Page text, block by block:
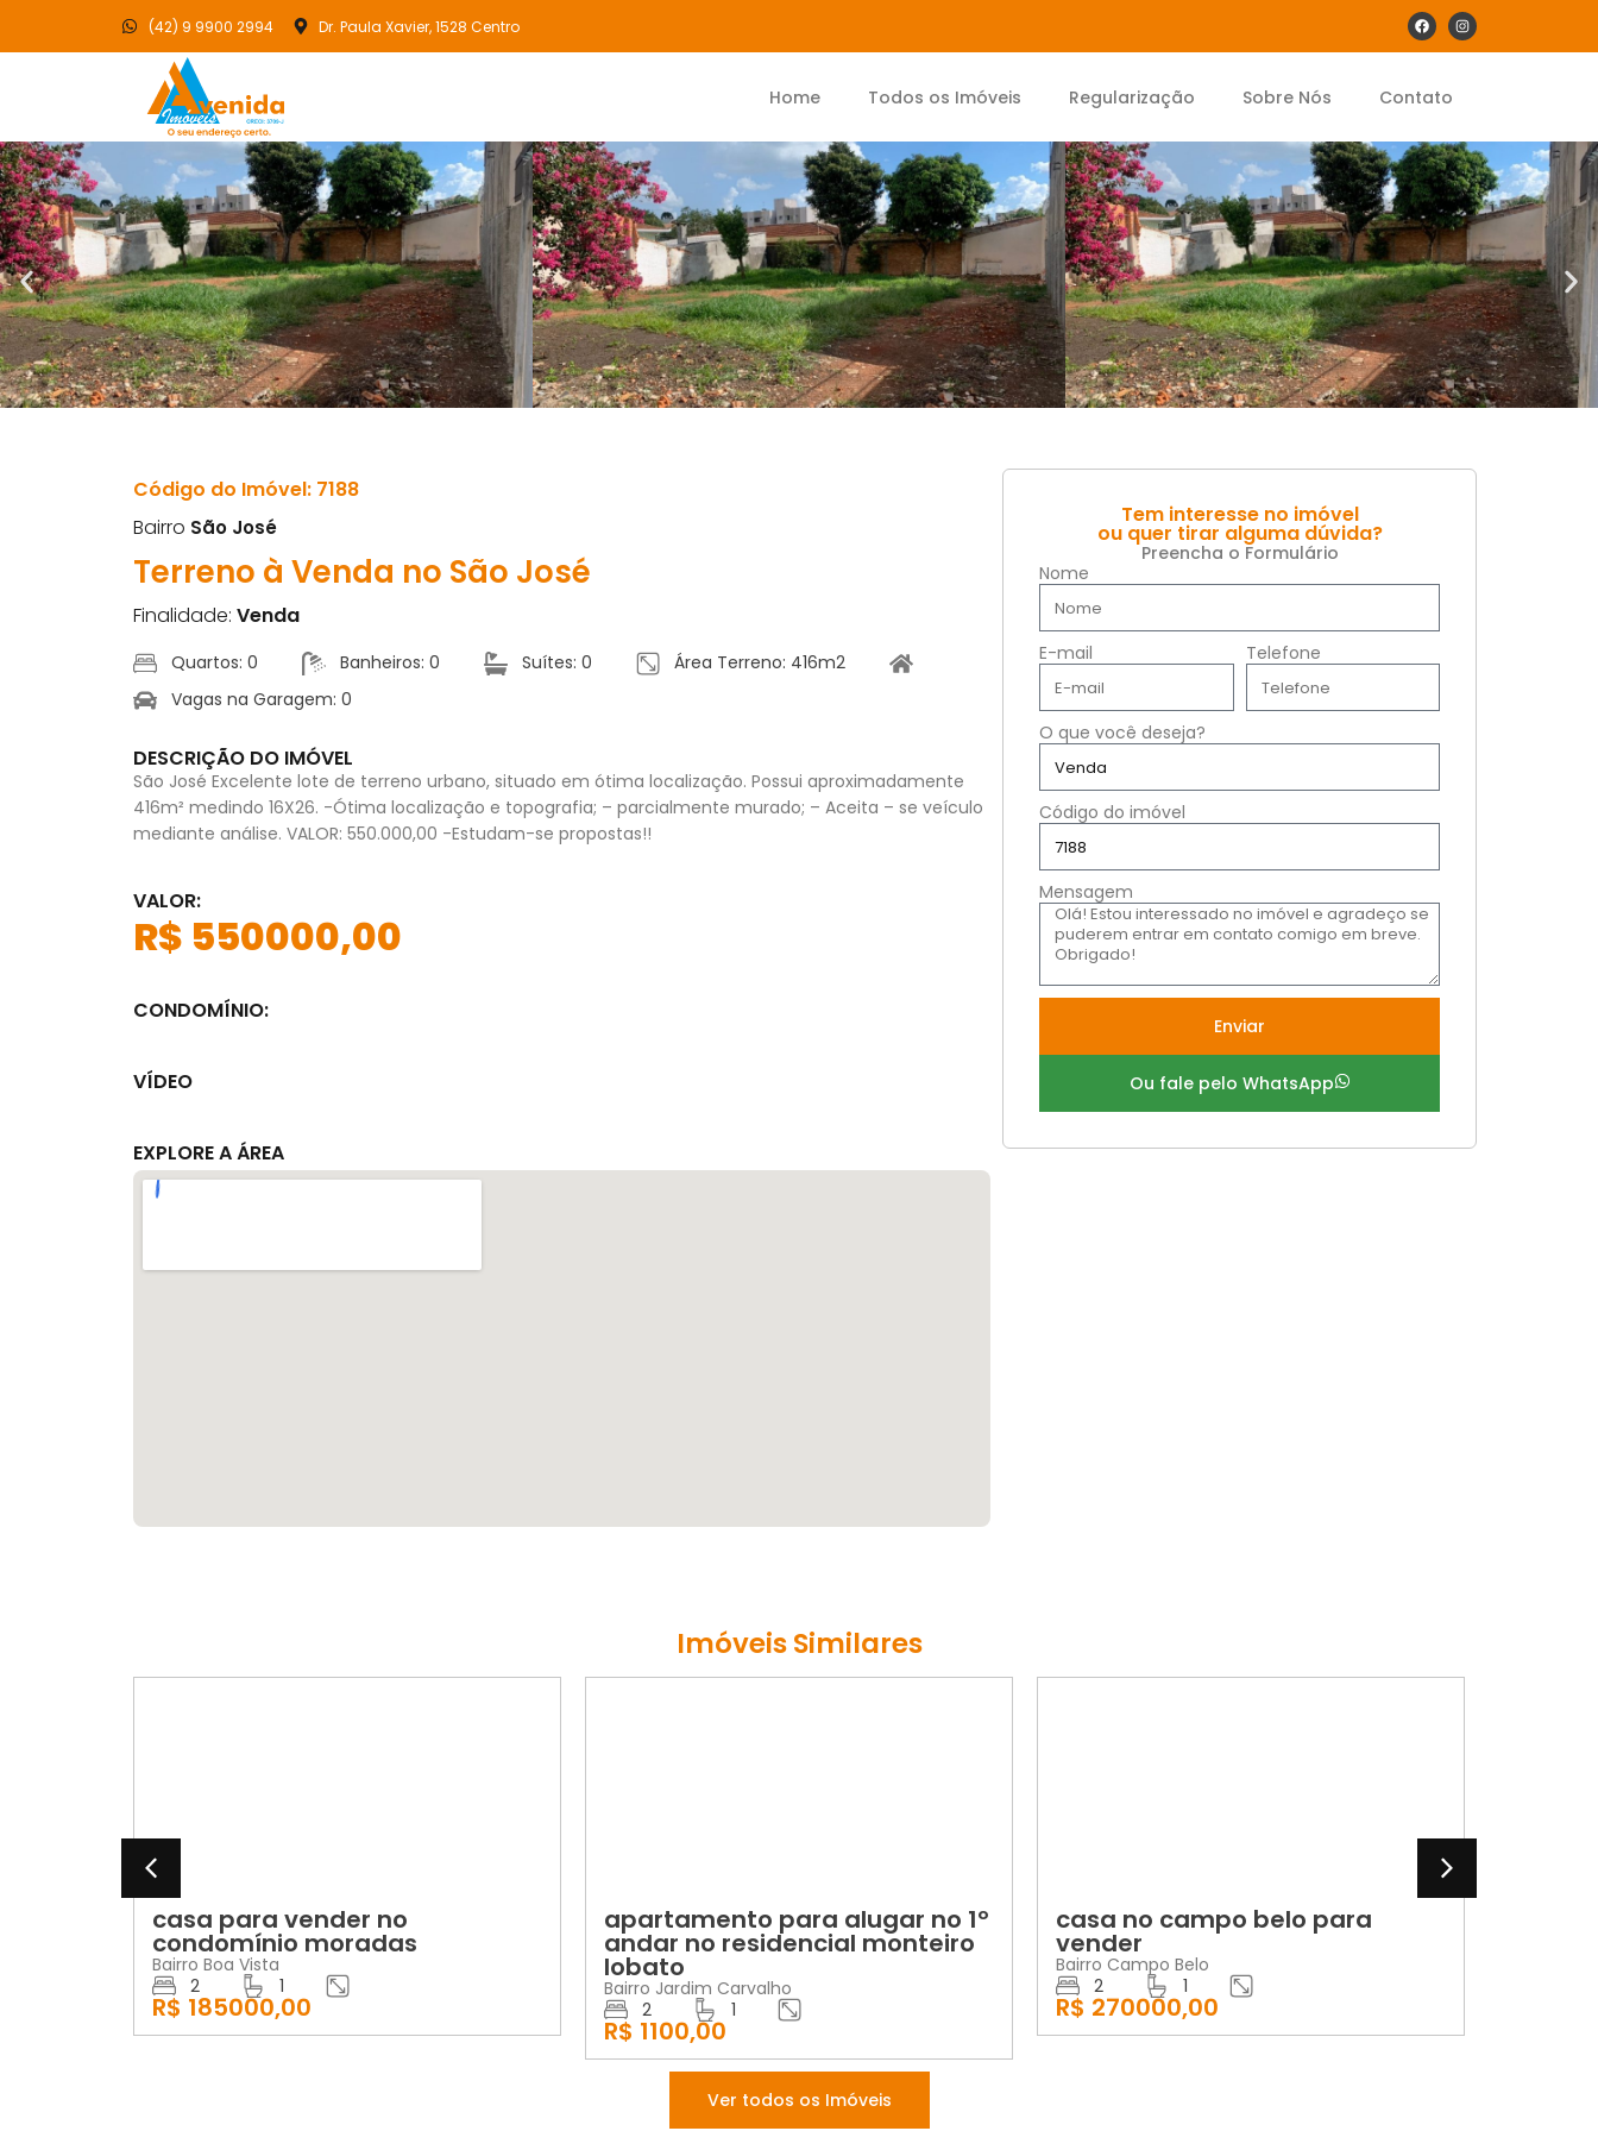
(42) 9 9900 2994 Dr. Paula Xavier, 1528 Centro
Home Todos os Imóveis Regularização Sobre Nós Contato
Código do Imóvel: 7188
Bairro São José
Terreno à Venda no São José
Finalidade: Venda
Quartos: 0 Banheiros: 0 Suítes: 0
Área Terreno: 416m2
Vagas na Garagem: 0
DESCRIÇÃO DO IMÓVEL
São José Excelente lote de terreno urbano, situado em ótima localização. Possui aproximadamente
416m² medindo 16X26. -Ótima localização e topografia; – parcialmente murado; – Aceita – se veículo
mediante análise. VALOR: 550.000,00 -Estudam-se propostas!!
VALOR:
R$ 550000,00
CONDOMÍNIO:
VÍDEO
EXPLORE A ÁREA
Tem interesse no imóvel
ou quer tirar alguma dúvida?
Preencha o Formulário
Nome
E-mail Telefone
O que você deseja?
Código do imóvel
Mensagem
Enviar
Ou fale pelo WhatsApp
Imóveis Similares
casa para vender no
condomínio moradas
Bairro Boa Vista
2
1
R$ 185000,00
apartamento para alugar no 1º
andar no residencial monteiro
lobato
Bairro Jardim Carvalho
2
1
R$ 1100,00
casa no campo belo para
vender
Bairro Campo Belo
2
1
R$ 270000,00
Ver todos os Imóveis